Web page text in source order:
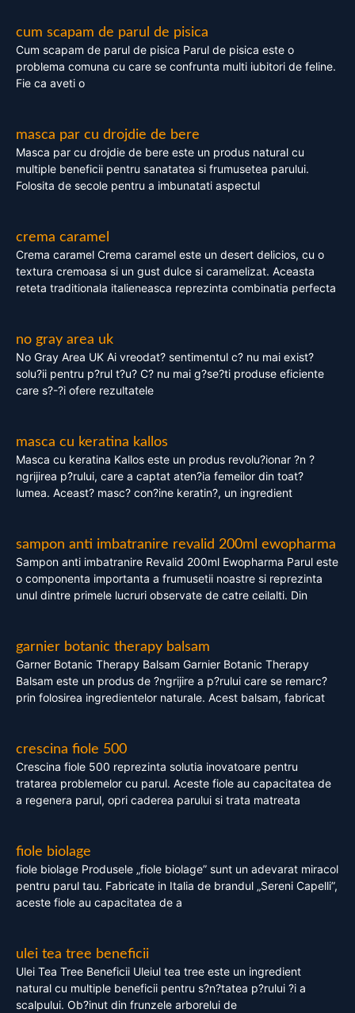
cum scapam de parul de pisica
Cum scapam de parul de pisica Parul de pisica este o
problema comuna cu care se confrunta multi iubitori de feline.
Fie ca aveti o
masca par cu drojdie de bere
Masca par cu drojdie de bere este un produs natural cu
multiple beneficii pentru sanatatea si frumusetea parului.
Folosita de secole pentru a imbunatati aspectul
crema caramel
Crema caramel Crema caramel este un desert delicios, cu o
textura cremoasa si un gust dulce si caramelizat. Aceasta
reteta traditionala italieneasca reprezinta combinatia perfecta
no gray area uk
No Gray Area UK Ai vreodat? sentimentul c? nu mai exist?
solu?ii pentru p?rul t?u? C? nu mai g?se?ti produse eficiente
care s?-?i ofere rezultatele
masca cu keratina kallos
Masca cu keratina Kallos este un produs revolu?ionar ?n ?
ngrijirea p?rului, care a captat aten?ia femeilor din toat?
lumea. Aceast? masc? con?ine keratin?, un ingredient
sampon anti imbatranire revalid 200ml ewopharma
Sampon anti imbatranire Revalid 200ml Ewopharma Parul este
o componenta importanta a frumusetii noastre si reprezinta
unul dintre primele lucruri observate de catre ceilalti. Din
garnier botanic therapy balsam
Garner Botanic Therapy Balsam Garnier Botanic Therapy
Balsam este un produs de ?ngrijire a p?rului care se remarc?
prin folosirea ingredientelor naturale. Acest balsam, fabricat
crescina fiole 500
Crescina fiole 500 reprezinta solutia inovatoare pentru
tratarea problemelor cu parul. Aceste fiole au capacitatea de
a regenera parul, opri caderea parului si trata matreata
fiole biolage
fiole biolage Produsele „fiole biolage” sunt un adevarat miracol
pentru parul tau. Fabricate in Italia de brandul „Sereni Capelli”,
aceste fiole au capacitatea de a
ulei tea tree beneficii
Ulei Tea Tree Beneficii Uleiul tea tree este un ingredient
natural cu multiple beneficii pentru s?n?tatea p?rului ?i a
scalpului. Ob?inut din frunzele arborelui de